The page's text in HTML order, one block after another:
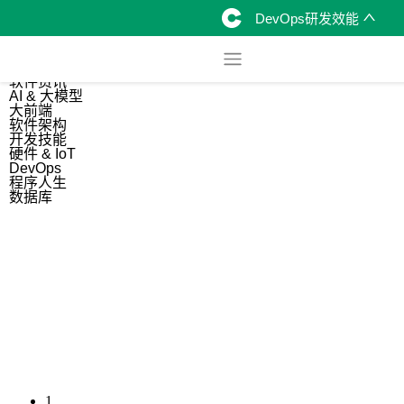
DevOps研发效能
软件资讯
AI & 大模型
大前端
软件架构
开发技能
硬件 & IoT
DevOps
程序人生
数据库
1